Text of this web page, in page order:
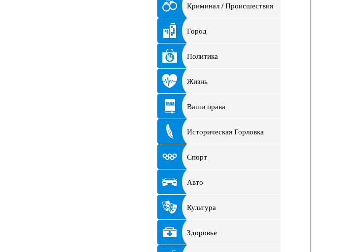
Криминал / Происшествия
Город
Политика
Жизнь
Ваши права
Историческая Горловка
Спорт
Авто
Культура
Здоровье